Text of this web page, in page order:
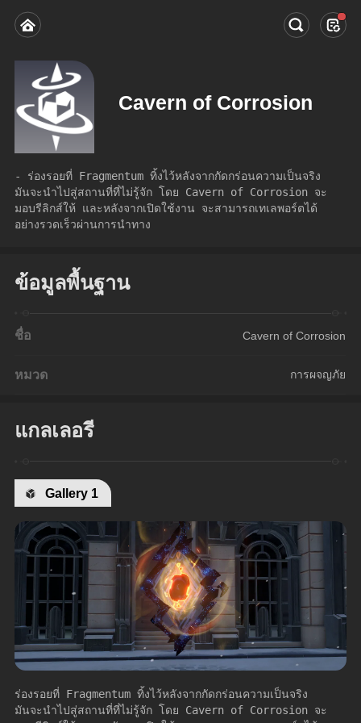
Cavern of Corrosion
- ร่องรอยที่ Fragmentum ทิ้งไว้หลังจากกัดกร่อนความเป็นจริง
มันจะนำไปสู่สถานที่ที่ไม่รู้จัก โดย Cavern of Corrosion จะ
มอบรีลิกส์ให้ และหลังจากเปิดใช้งาน จะสามารถเทเลพอร์ตได้
อย่างรวดเร็วผ่านการนำทาง
ข้อมูลพื้นฐาน
ชื่อ Cavern of Corrosion
หมวด การผจญภัย
แกลเลอรี
Gallery 1
ร่องรอยที่ Fragmentum ทิ้งไว้หลังจากกัดกร่อนความเป็นจริง
มันจะนำไปสู่สถานที่ที่ไม่รู้จัก โดย Cavern of Corrosion จะ